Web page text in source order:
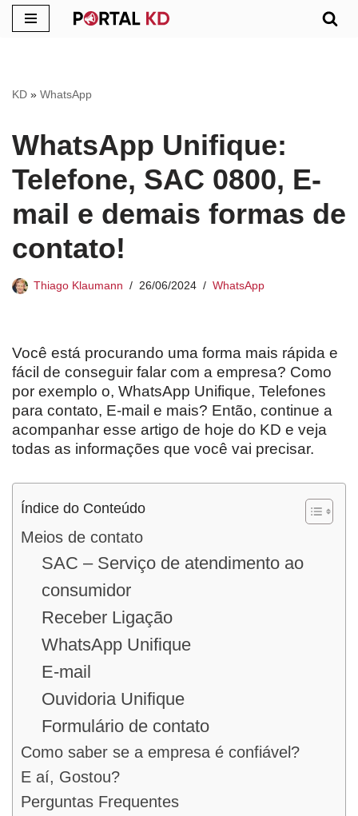
conteúdo
KD » WhatsApp
WhatsApp Unifique:
Telefone, SAC 0800, E-
mail e demais formas de
contato!
Thiago Klaumann 26/06/2024 WhatsApp
Você está procurando uma forma mais rápida e
fácil de conseguir falar com a empresa? Como
por exemplo o, WhatsApp Unifique, Telefones
para contato, E-mail e mais? Então, continue a
acompanhar esse artigo de hoje do KD e veja
todas as informações que você vai precisar.
Índice do Conteúdo
Meios de contato
SAC – Serviço de atendimento ao
consumidor
Receber Ligação
WhatsApp Unifique
E-mail
Ouvidoria Unifique
Formulário de contato
Como saber se a empresa é confiável?
E aí, Gostou?
Perguntas Frequentes